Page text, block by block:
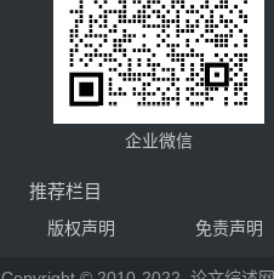
企业微信
推荐栏目
版权声明 免责声明